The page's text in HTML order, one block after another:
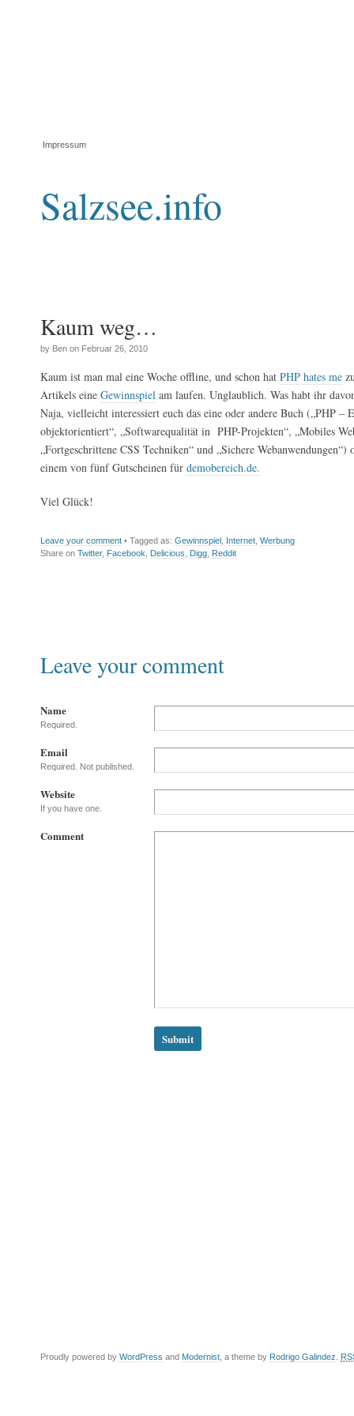
Impressum
Salzsee.info
Kaum weg…
by Ben on Februar 26, 2010
Kaum ist man mal eine Woche offline, und schon hat PHP hates me
Artikels eine Gewinnspiel am laufen. Unglaublich. Was habt ihr
Naja, vielleicht interessiert euch das eine oder andere Buch („PHP –
objektorientiert“, „Softwarequalität in PHP-Projekten“, „Mobiles
„Fortgeschrittene CSS Techniken“ und „Sichere
einem von fünf Gutscheinen für demobereich.de.
Viel Glück!
Leave your comment • Tagged as: Gewinnspiel Internet Werbung
Share on Twitter, Facebook Delicious Digg Reddit
Leave your comment
Name
Required.
Email
Required. Not published.
Website
If you have one.
Comment
Proudly powered by WordPress and Modernist , a theme by Rodrigo Galindez